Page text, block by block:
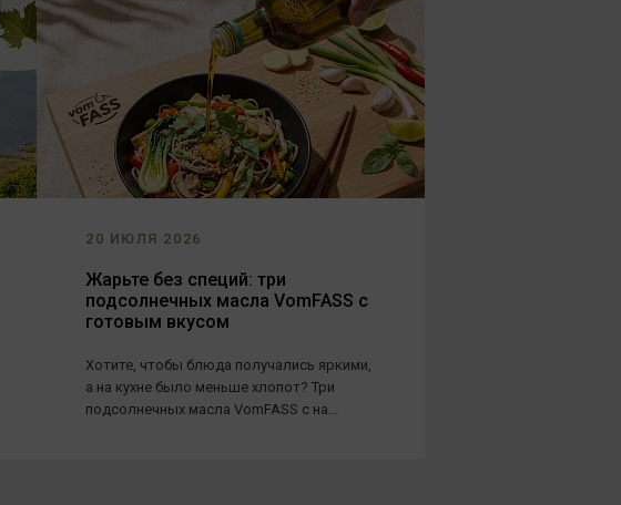
20 ИЮЛЯ 2026
Жарьте без специй: три
подсолнечных масла VomFASS с
готовым вкусом
Хотите, чтобы блюда получались яркими,
а на кухне было меньше хлопот? Три
подсолнечных масла VomFASS с на...